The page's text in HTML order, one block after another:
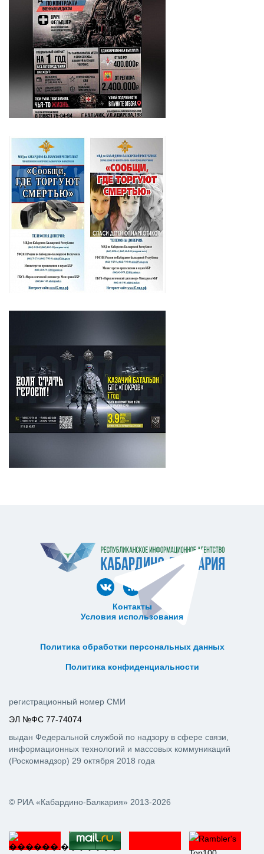
Контакты
Условия использования
Политика обработки персональных данных
Политика конфиденциальности
© РИА «Кабардино-Балкария» 2013-2026
регистрационный номер СМИ
ЭЛ №ФС 77-74074
выдан Федеральной службой по надзору в сфере связи,
информационных технологий и массовых коммуникаций
(Роскомнадзор) 29 октября 2018 года